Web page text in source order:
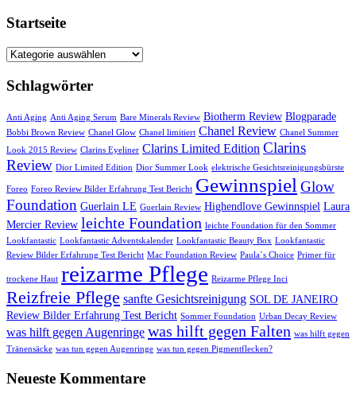
Startseite
Startseite
Schlagwörter
Anti Aging Anti Aging Serum Bare Minerals Review Biotherm Review Blogparade
Bobbi Brown Review Chanel Glow Chanel limitiert Chanel Review Chanel Summer
Look 2015 Review Clarins Eyeliner Clarins Limited Edition Clarins
Review Dior Limited Edition Dior Summer Look elektrische Gesichtsreinigungsbürste
Foreo Foreo Review Bilder Erfahrung Test Bericht GewinnspielGlow
Foundation Guerlain LE Guerlain Review Highendlove Gewinnspiel Laura
Mercier Review leichte Foundation leichte Foundation für den Sommer
Lookfantastic Lookfantastic Adventskalender Lookfantastic Beauty Box Lookfantastic
Review Bilder Erfahrung Test Bericht Mac Foundation Review Paula´s Choice Primer für
trockene Haut reizarme Pflege Reizarme Pflege Inci
Reizfreie Pflege sanfte Gesichtsreinigung SOL DE JANEIRO
Review Bilder Erfahrung Test Bericht Sommer Foundation Urban Decay Review
was hilft gegen Augenringe was hilft gegen Falten was hilft gegen
Tränensäcke was tun gegen Augenringe was tun gegen Pigmentflecken?
Neueste Kommentare